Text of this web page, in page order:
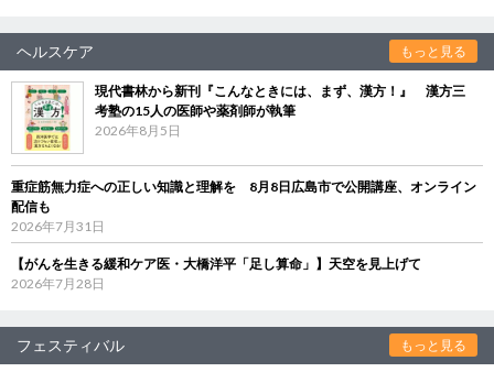
ヘルスケア もっと見る
現代書林から新刊『こんなときには、まず、漢方！』 漢方三
考塾の15人の医師や薬剤師が執筆
2026年8月5日
重症筋無力症への正しい知識と理解を 8月8日広島市で公開講座、オンライン
配信も
2026年7月31日
【がんを生きる緩和ケア医・大橋洋平「足し算命」】天空を見上げて
2026年7月28日
フェスティバル もっと見る